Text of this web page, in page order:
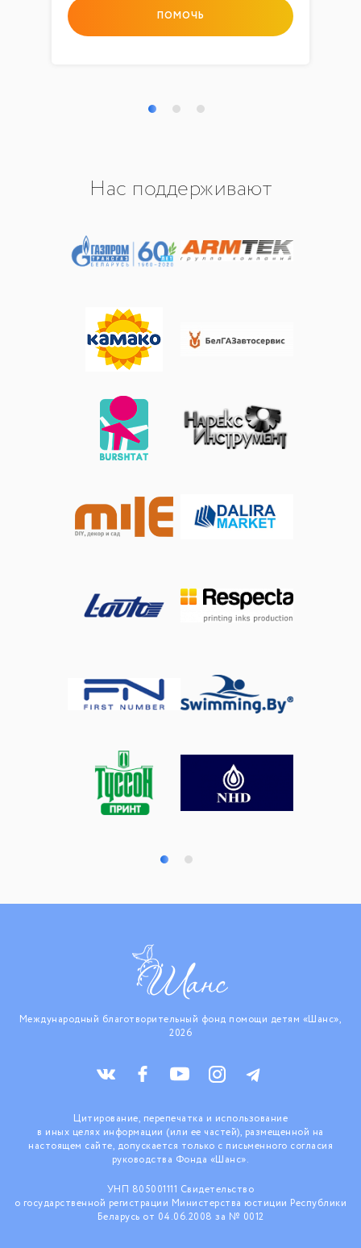
ПОМОЧЬ
Нас поддерживают
Международный благотворительный фонд помощи детям «Шанс»,
2026
Цитирование, перепечатка и использование
в иных целях информации (или ее частей), размещенной на
настоящем сайте, допускается только с письменного согласия
руководства Фонда «Шанс».
УНП 805001111 Свидетельство
о государственной регистрации Министерства юстиции Республики
Беларусь от 04.06.2008 за № 0012